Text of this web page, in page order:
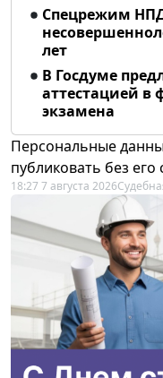
Спецрежим
лет
В Госдуме
аттестацией в
экзамена
Персональные
публиковать без его
18:27 7 августа 2026